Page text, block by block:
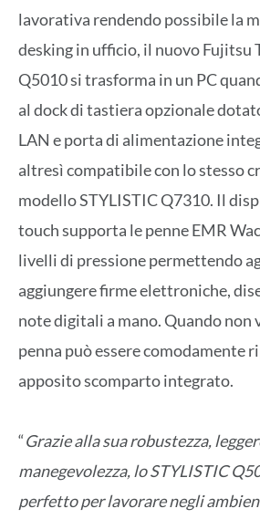
lavorativa rendendo possibile la
desking in ufficio, il nuovo Fujitsu
Q5010 si trasforma in un PC
al dock di tastiera opzionale
LAN e porta di alimentazione
altresì compatibile con lo stesso
modello STYLISTIC Q7310. Il
touch supporta le penne EMR
livelli di pressione permettendo
aggiungere firme elettroniche,
note digitali a mano. Quando non
penna può essere comodamente
apposito scomparto integrato.
“Grazie alla sua robustezza,
manegevolezza, lo STYLISTIC
perfetto per lavorare negli